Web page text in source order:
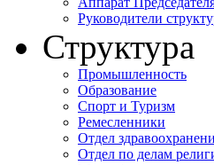
Руководители
Структура
Промышленность
Образование
Спорт и Туризм
Ремесленники
Отдел
Отдел по делам